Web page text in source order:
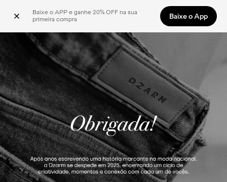
Baixe o APP e ganhe 20% OFF na sua
primeira compra
Baixe o App